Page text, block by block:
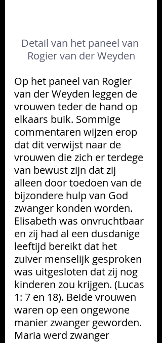
Detail van het paneel van
Rogier van der Weyden
Op het paneel van Rogier
van der Weyden leggen de
vrouwen teder de hand op
elkaars buik. Sommige
commentaren wijzen erop
dat dit verwijst naar de
vrouwen die zich er terdege
van bewust zijn dat zij
alleen door toedoen van de
bijzondere hulp van God
zwanger konden worden.
Elisabeth was onvruchtbaar
en zij had al een dusdanige
leeftijd bereikt dat het
zuiver menselijk gesproken
was uitgesloten dat zij nog
kinderen zou krijgen. (Lucas
1: 7 en 18). Beide vrouwen
waren op een ongewone
manier zwanger geworden.
Maria werd zwanger